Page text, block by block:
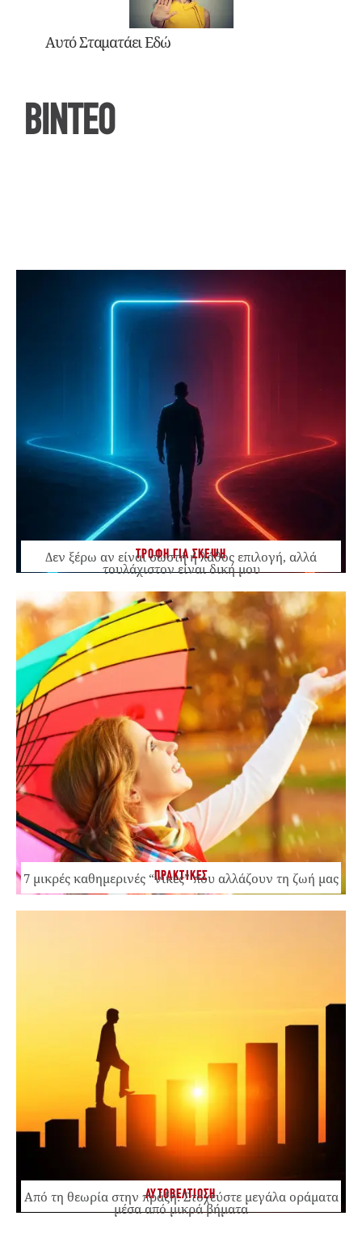
Αυτό Σταματάει Εδώ
ΒΙΝΤΕΟ
ΤΡΟΦΗ ΓΙΑ ΣΚΕΨΗ
Δεν ξέρω αν είναι σωστή ή λάθος επιλογή, αλλά
τουλάχιστον είναι δική μου
ΠΡΑΚΤΙΚΕΣ
7 μικρές καθημερινές “νίκες” που αλλάζουν τη ζωή μας
ΑΥΤΟΒΕΛΤΙΩΣΗ
Από τη θεωρία στην πράξη: Στοχεύστε μεγάλα οράματα
μέσα από μικρά βήματα